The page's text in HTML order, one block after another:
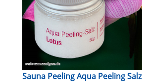
Sauna Peeling Aqua Peeling